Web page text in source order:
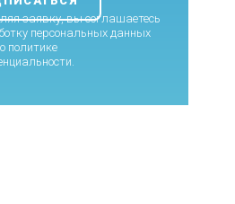
заявку, вы соглашаетесь
персональных данных
политике
.